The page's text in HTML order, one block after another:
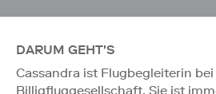
DARUM GEHT'S
Cassandra ist Flugbegleiterin
Billigfluggesellschaft. Sie ist